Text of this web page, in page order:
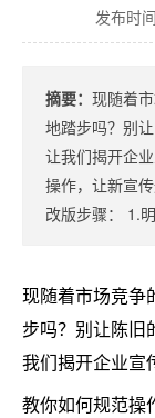
发布时
摘要： 现随着
地踏步吗？别
让我们揭开企
操作，让新宣
改版步骤： 1.
现随着市场竞争
步吗？别让陈旧
我们揭开企业宣
教你如何规范操